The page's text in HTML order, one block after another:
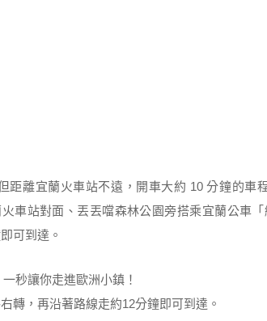
距離宜蘭火車站不遠，開車大約 10 分鐘的車
車站對面、丟丟噹森林公園旁搭乘宜蘭公車「
可到達。
轉，再沿著路線走約12分鐘即可到達。